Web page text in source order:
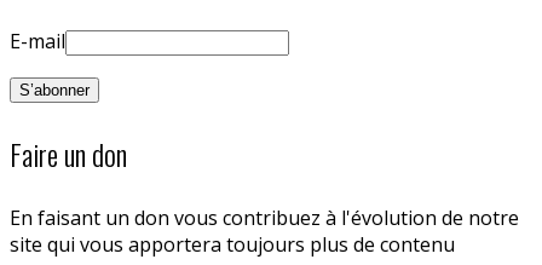
E-mail
Faire un don
En faisant un don vous contribuez à l'évolution de notre
site qui vous apportera toujours plus de contenu